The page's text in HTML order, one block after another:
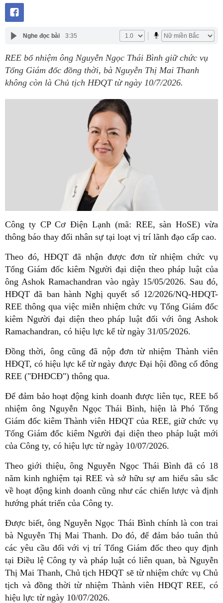
Nghe đọc bài 3:35
REE bổ nhiệm ông Nguyễn Ngọc Thái Bình giữ chức vụ
Tổng Giám đốc đồng thời, bà Nguyễn Thị Mai Thanh
không còn là Chủ tịch HĐQT từ ngày 10/7/2026.
Công ty CP Cơ Điện Lạnh (mã: REE, sàn HoSE) vừa
thông báo thay đổi nhân sự tại loạt vị trí lãnh đạo cấp cao.
Theo đó, HĐQT đã nhận được đơn từ nhiệm chức vụ
Tổng Giám đốc kiêm Người đại diện theo pháp luật của
ông Ashok Ramachandran vào ngày 15/05/2026. Sau đó,
HĐQT đã ban hành Nghị quyết số 12/2026/NQ-HĐQT-
REE thông qua việc miễn nhiệm chức vụ Tổng Giám đốc
kiêm Người đại diện theo pháp luật đối với ông Ashok
Ramachandran, có hiệu lực kể từ ngày 31/05/2026.
Đồng thời, ông cũng đã nộp đơn từ nhiệm Thành viên
HĐQT, có hiệu lực kể từ ngày được Đại hội đồng cổ đông
REE ("ĐHĐCĐ") thông qua.
Để đảm bảo hoạt động kinh doanh được liên tục, REE bổ
nhiệm ông Nguyễn Ngọc Thái Bình, hiện là Phó Tổng
Giám đốc kiêm Thành viên HĐQT của REE, giữ chức vụ
Tổng Giám đốc kiêm Người đại diện theo pháp luật mới
của Công ty, có hiệu lực từ ngày 10/07/2026.
Theo giới thiệu, ông Nguyễn Ngọc Thái Bình đã có 18
năm kinh nghiệm tại REE và sở hữu sự am hiểu sâu sắc
về hoạt động kinh doanh cũng như các chiến lược và định
hướng phát triển của Công ty.
Được biết, ông Nguyễn Ngọc Thái Bình chính là con trai
bà Nguyễn Thị Mai Thanh. Do đó, để đảm bảo tuân thủ
các yêu cầu đối với vị trí Tổng Giám đốc theo quy định
tại Điều lệ Công ty và pháp luật có liên quan, bà Nguyễn
Thị Mai Thanh, Chủ tịch HĐQT sẽ từ nhiệm chức vụ Chủ
tịch và đồng thời từ nhiệm Thành viên HĐQT REE, có
hiệu lực từ ngày 10/07/2026.